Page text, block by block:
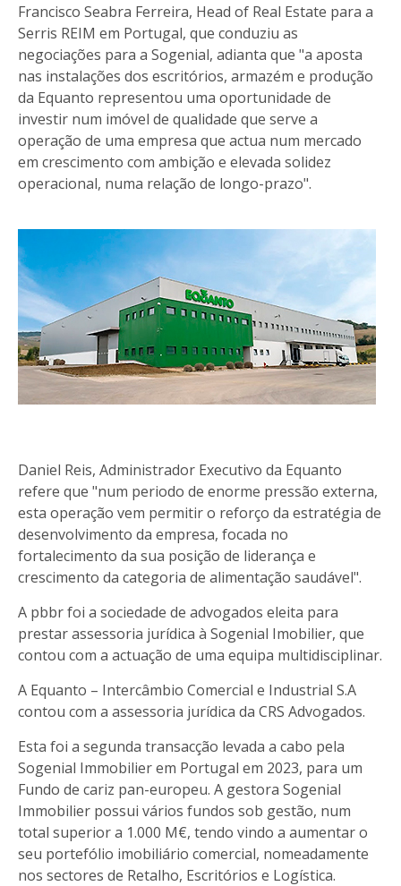
Francisco Seabra Ferreira, Head of Real Estate para a
Serris REIM em Portugal, que conduziu as
negociações para a Sogenial, adianta que "a aposta
nas instalações dos escritórios, armazém e produção
da Equanto representou uma oportunidade de
investir num imóvel de qualidade que serve a
operação de uma empresa que actua num mercado
em crescimento com ambição e elevada solidez
operacional, numa relação de longo-prazo".
Daniel Reis, Administrador Executivo da Equanto
refere que "num periodo de enorme pressão externa,
esta operação vem permitir o reforço da estratégia de
desenvolvimento da empresa, focada no
fortalecimento da sua posição de liderança e
crescimento da categoria de alimentação saudável".
A pbbr foi a sociedade de advogados eleita para
prestar assessoria jurídica à Sogenial Imobilier, que
contou com a actuação de uma equipa multidisciplinar.
A Equanto – Intercâmbio Comercial e Industrial S.A
contou com a assessoria jurídica da CRS Advogados.
Esta foi a segunda transacção levada a cabo pela
Sogenial Immobilier em Portugal em 2023, para um
Fundo de cariz pan-europeu. A gestora Sogenial
Immobilier possui vários fundos sob gestão, num
total superior a 1.000 M€, tendo vindo a aumentar o
seu portefólio imobiliário comercial, nomeadamente
nos sectores de Retalho, Escritórios e Logística.